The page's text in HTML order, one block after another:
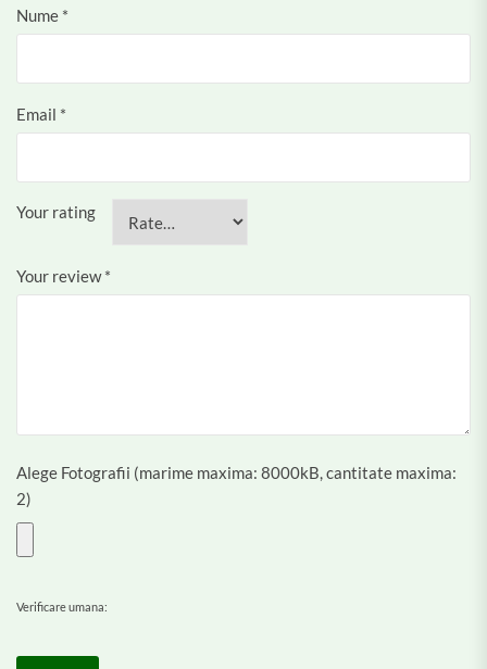
Nume *
Email *
Your rating
Your review*
Alege Fotografii (marime maxima: 8000kB, cantitate maxima:
2)
Verificare umana: